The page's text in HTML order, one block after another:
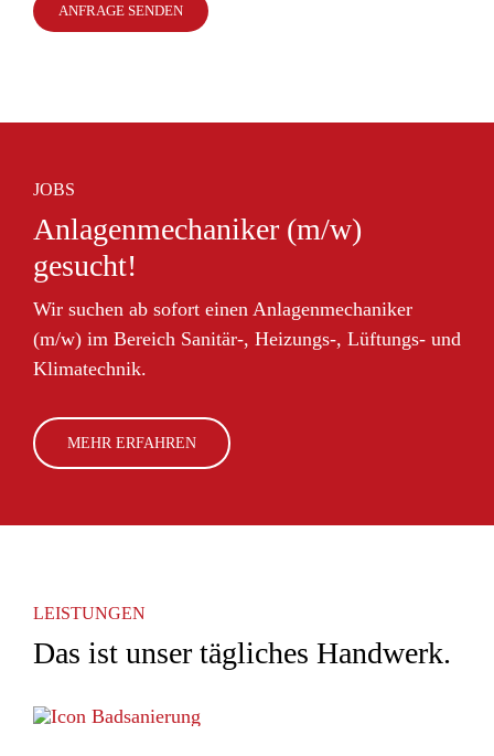
ANFRAGE SENDEN
JOBS
Anlagenmechaniker (m/w)
gesucht!
Wir suchen ab sofort einen Anlagenmechaniker
(m/w) im Bereich Sanitär-, Heizungs-, Lüftungs- und
Klimatechnik.
MEHR ERFAHREN
LEISTUNGEN
Das ist unser tägliches Handwerk.